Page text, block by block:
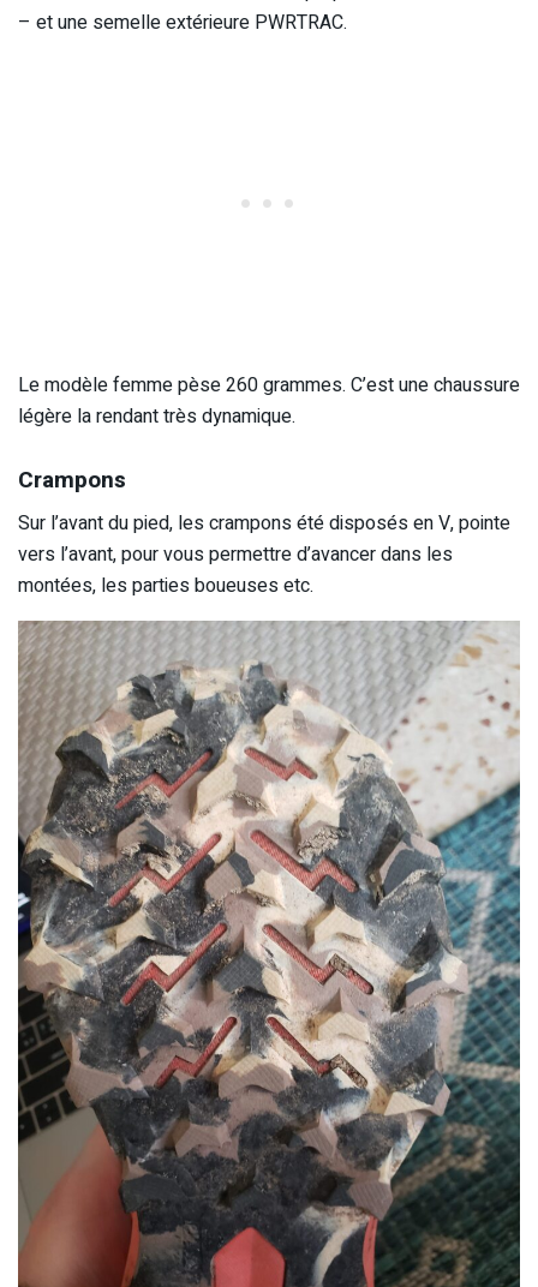
– et une semelle extérieure PWRTRAC.
Le modèle femme pèse 260 grammes. C’est une chaussure
légère la rendant très dynamique.
Crampons
Sur l’avant du pied, les crampons été disposés en V, pointe
vers l’avant, pour vous permettre d’avancer dans les
montées, les parties boueuses etc.